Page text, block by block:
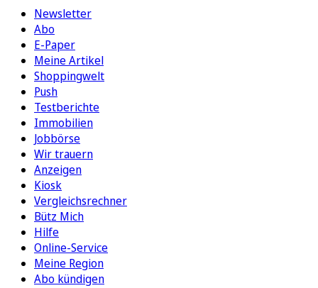
Newsletter
Abo
E-Paper
Meine Artikel
Shoppingwelt
Push
Testberichte
Immobilien
Jobbörse
Wir trauern
Anzeigen
Kiosk
Vergleichsrechner
Bütz Mich
Hilfe
Online-Service
Meine Region
Abo kündigen